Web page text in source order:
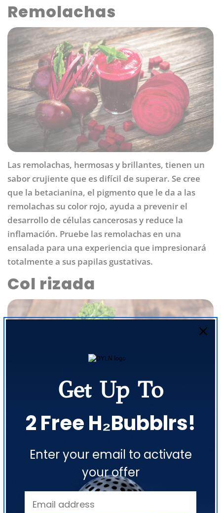
Remolachas
Las remolachas, hermosas y brillantes, tienen un
sabor crujiente que es difícil de superar. Se cree
que la betacianina, el pigmento que le da a las
remolachas su color rojo, ayuda a prevenir el
desarrollo de células cancerosas y reduce la
inflamación. Pruebe las remolachas en una
ensalada para una experiencia que impresionará
totalmente a sus papilas gustativas.
Col rizada
sabor refrescante la han convertido en una
celebridad de los supermercados en los últimos
años. Si ese delicioso sabor no fuera suficiente, la
col rizada es rica en antioxidantes. La col rizada
pertenece a la familia de las verduras crucíferas, al
COPIAR
Facebook
Compartir
Pin
en
Get Up To
2 Free H₂Bubblrs!
Enter your email to activate
your offer